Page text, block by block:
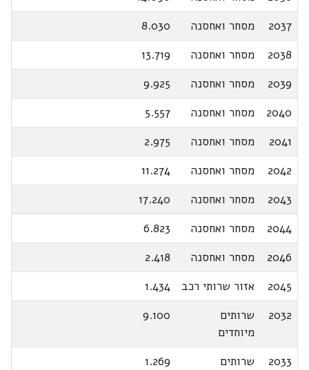
2037
מסחר ואחסנה
8.030
2038
מסחר ואחסנה
13.719
2039
מסחר ואחסנה
9.925
2040
מסחר ואחסנה
5.557
2041
מסחר ואחסנה
2.975
2042
מסחר ואחסנה
11.274
2043
מסחר ואחסנה
17.240
2044
מסחר ואחסנה
6.823
2046
מסחר ואחסנה
2.418
2045
אזור שרותי רכב
1.434
2032
שרותים
מיוחדים
9.100
2033
שרותים
1.269